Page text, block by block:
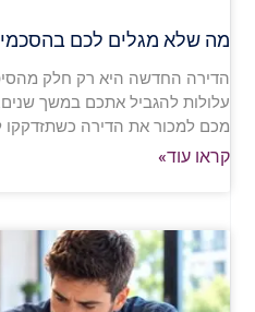
מה שלא מגלים לכם בהסכמי
הדירה החדשה היא רק חלק
עלולות להגביל אתכם במשך
מכם למכור את הדירה כשתזדקקו
קראו עוד»